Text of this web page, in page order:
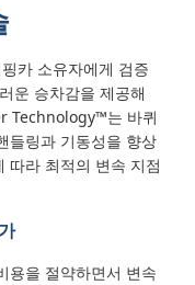
카 소유자에게 검증
운 승차감을 제공해
Technology™는 바퀴
들링과 기동성을 향상
따라 최적의 변속 지점
용을 절약하면서 변속